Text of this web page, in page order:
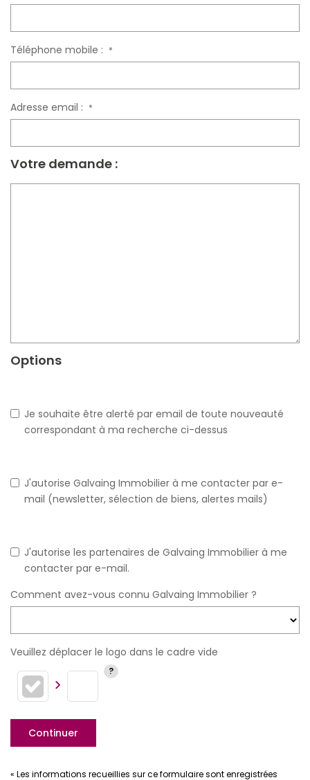
Téléphone mobile : *
Adresse email : *
Votre demande :
Options
Je souhaite être alerté par email de toute nouveauté
correspondant à ma recherche ci-dessus
J'autorise Galvaing Immobilier à me contacter par e-
mail (newsletter, sélection de biens, alertes mails)
J'autorise les partenaires de Galvaing Immobilier à me
contacter par e-mail.
Comment avez-vous connu Galvaing Immobilier ?
Veuillez déplacer le logo dans le cadre vide
Continuer
« Les informations recueillies sur ce formulaire sont enregistrées